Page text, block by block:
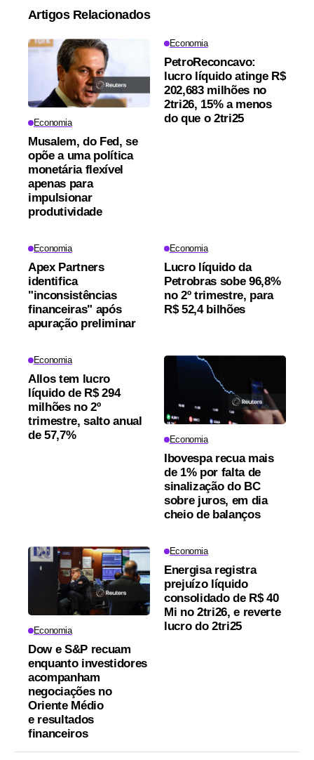
Artigos Relacionados
Economia
Musalem, do Fed, se
opõe a uma política
monetária flexível
apenas para
impulsionar
produtividade
Economia
PetroReconcavo:
lucro líquido atinge R$
202,683 milhões no
2tri26, 15% a menos
do que o 2tri25
Economia
Apex Partners
identifica
"inconsistências
financeiras" após
apuração preliminar
Economia
Lucro líquido da
Petrobras sobe 96,8%
no 2º trimestre, para
R$ 52,4 bilhões
Economia
Allos tem lucro
líquido de R$ 294
milhões no 2º
trimestre, salto anual
de 57,7%
Economia
Ibovespa recua mais
de 1% por falta de
sinalização do BC
sobre juros, em dia
cheio de balanços
Economia
Dow e S&P recuam
enquanto investidores
acompanham
negociações no
Oriente Médio
e resultados
financeiros
Economia
Energisa registra
prejuízo líquido
consolidado de R$ 40
Mi no 2tri26, e reverte
lucro do 2tri25